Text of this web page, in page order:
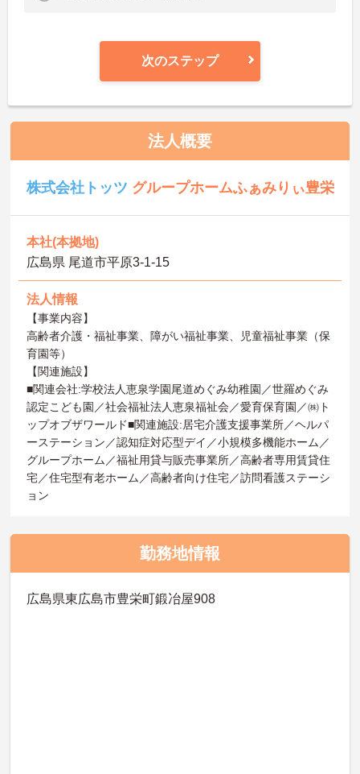
次のステップ
法人概要
株式会社トッツ グループホームふぁみりぃ豊栄
本社(本拠地)
広島県 尾道市平原3-1-15
法人情報
【事業内容】
高齢者介護・福祉事業、障がい福祉事業、児童福祉事業（保
育園等）
【関連施設】
■関連会社:学校法人恵泉学園尾道めぐみ幼稚園／世羅めぐみ
認定こども園／社会福祉法人恵泉福祉会／愛育保育園／㈱ト
ップオブザワールド■関連施設:居宅介護支援事業所／ヘルパ
ーステーション／認知症対応型デイ／小規模多機能ホーム／
グループホーム／福祉用貸与販売事業所／高齢者専用賃貸住
宅／住宅型有老ホーム／高齢者向け住宅／訪問看護ステーシ
ョン
勤務地情報
広島県東広島市豊栄町鍛冶屋908